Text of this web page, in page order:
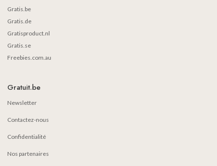
Gratis.be
Gratis.de
Gratisproduct.nl
Gratis.se
Freebies.com.au
Gratuit.be
Newsletter
Contactez-nous
Confidentialité
Nos partenaires